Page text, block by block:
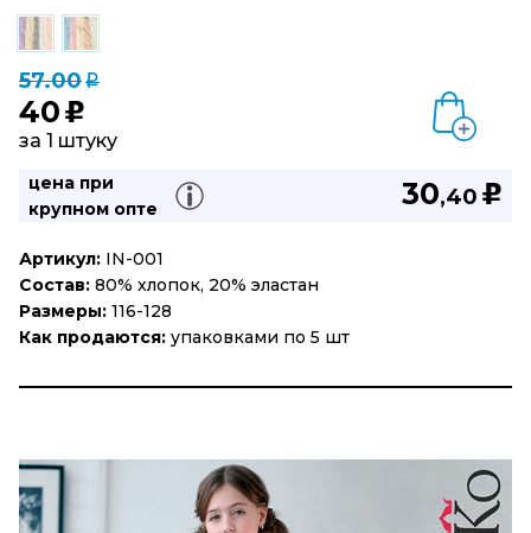
57.00q
40 u
за 1 штуку
цена при
крупном опте
30,40 u
Артикул: IN-001
Состав: 80% хлопок, 20% эластан
Размеры: 116-128
Как продаются: упаковками по 5 шт